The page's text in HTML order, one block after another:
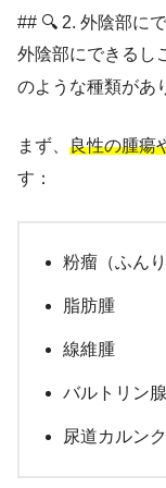
## 🔍 2. 外陰部に
外陰部にできるし
のような種類があ
まず、 良性の腫瘍
す：
粉瘤（ふんり
脂肪腫
線維腫
バルトリン
尿道カルン